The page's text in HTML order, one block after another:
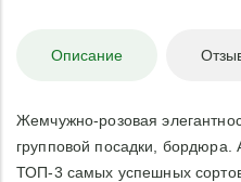
Описание
Жемчужно-розовая
групповой посадки, бордюра.
ТОП-3 самых успешных